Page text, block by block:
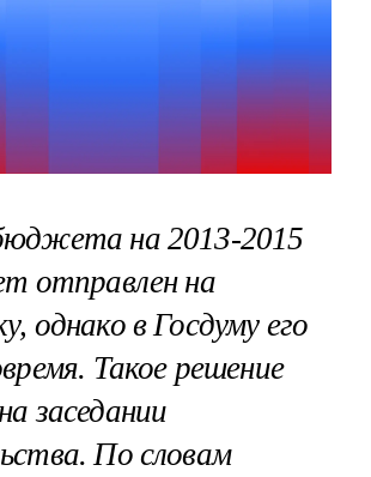
на 2013-2015
отправлен на
однако в Госдуму его
Такое решение
заседании
По словам